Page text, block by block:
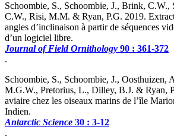
Schoombie, S., Schoombie, J., Brink, C.W.,
C.W., Risi, M.M. & Ryan, P.G. 2019.
angles d’inclinaison à partir de séquences
d’un logiciel libre.
Journal of Field Ornithology 90 : 361-372
.
Schoombie, S., Schoombie, J., Oosthuizen,
M.G.W., Pretorius, L., Dilley, B.J. & Ryan,
aviaire chez les oiseaux marins de l’île
Indien.
Antarctic Science 30 : 3-12
.